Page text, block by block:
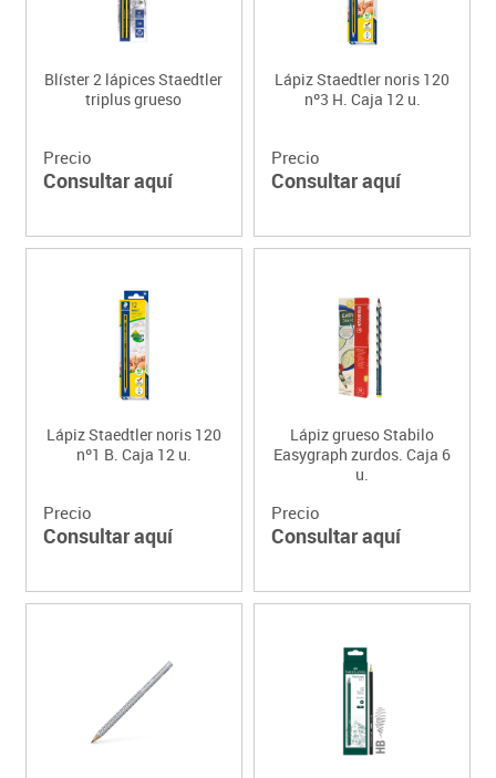
Blíster 2 lápices Staedtler
triplus grueso
Precio
Consultar aquí
Lápiz Staedtler noris 120
nº3 H. Caja 12 u.
Precio
Consultar aquí
Lápiz Staedtler noris 120
nº1 B. Caja 12 u.
Precio
Consultar aquí
Lápiz grueso Stabilo
Easygraph zurdos. Caja 6
u.
Precio
Consultar aquí